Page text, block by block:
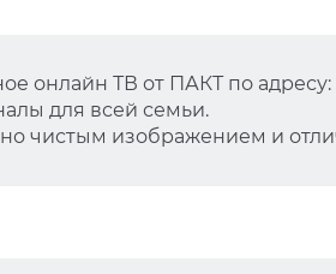
онлайн ТВ от ПАКТ по адресу:
для всей семьи.
чистым изображением и